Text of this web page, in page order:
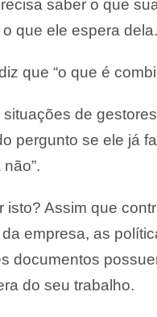
saber o que
que ele espera dela.
que “o que é
de
pergunto se ele já
isto? Assim que
empresa, as
documentos
do seu trabalho.